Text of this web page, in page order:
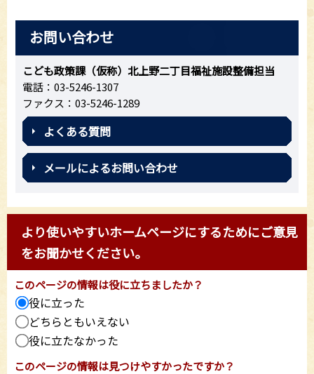
お問い合わせ
こども政策課（仮称）北上野二丁目福祉施設整備担当
電話：03-5246-1307
ファクス：03-5246-1289
よくある質問
メールによるお問い合わせ
より使いやすいホームページにするためにご意見
をお聞かせください。
このページの情報は役に立ちましたか？
役に立った
どちらともいえない
役に立たなかった
このページの情報は見つけやすかったですか？